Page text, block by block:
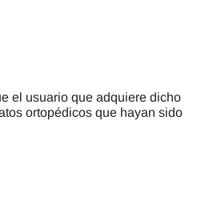
el usuario que adquiere dicho
ortopédicos que hayan sido